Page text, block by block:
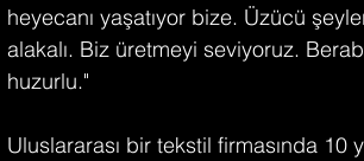
heyecanı yaşatıyor bize. Üzücü
alakalı. Biz üretmeyi seviyoruz.
huzurlu."
Uluslararası bir tekstil firmasında